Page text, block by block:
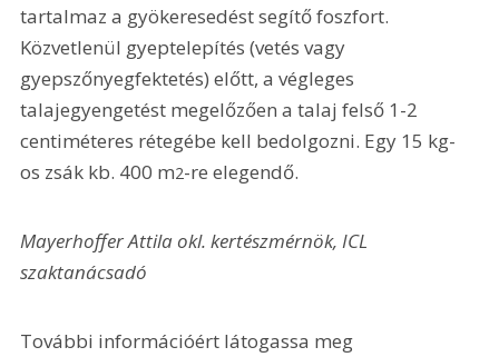
tartalmaz a gyökeresedést segítő foszfort.
Közvetlenül gyeptelepítés (vetés vagy
gyepszőnyegfektetés) előtt, a végleges
talajegyengetést megelőzően a talaj felső 1-2
centiméteres rétegébe kell bedolgozni. Egy 15 kg-
os zsák kb. 400 m2-re elegendő.
Mayerhoffer Attila okl. kertészmérnök, ICL
szaktanácsadó
További információért látogassa meg